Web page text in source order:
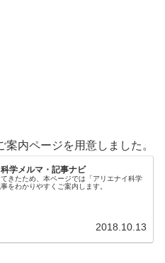
内ページを用意しました。
学メルマ・記事ナビ
きたため、本ページでは「アリエナイ科学
をわかりやすくご案内します。
2018.10.13